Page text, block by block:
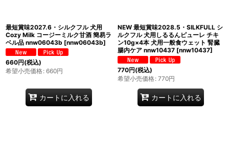
最短賞味2027.6・シルクフル 犬用
Cozy Milk コージーミルク甘酒 簡易ラ
ベル品 nnw06043b [nnw06043b]
660円(税込)
希望小売価格: 660円
カートに入れる
NEW 最短賞味2028.5・SILKFULL シ
ルクフル 犬用しるるんピューレ チキ
ン10g×4本 犬用一般食ウェット 腎臓
腸内ケア nnw10437 [nnw10437]
770円(税込)
希望小売価格: 770円
カートに入れる